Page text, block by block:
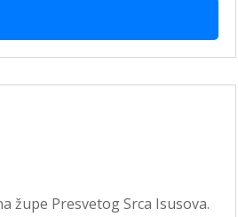
župe Presvetog Srca Isusova.